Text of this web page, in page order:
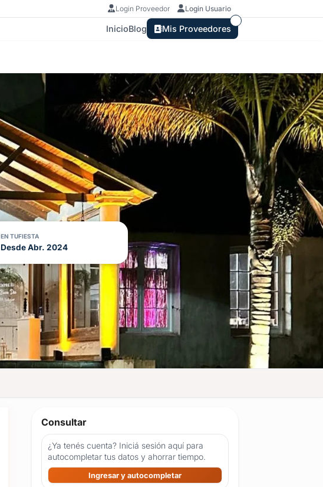
Login Proveedor Login Usuario
InicioBlog Mis Proveedores
EN TUFIESTA
Desde Abr. 2024
Consultar
¿Ya tenés cuenta? Iniciá sesión aquí para
autocompletar tus datos y ahorrar tiempo.
Ingresar y autocompletar